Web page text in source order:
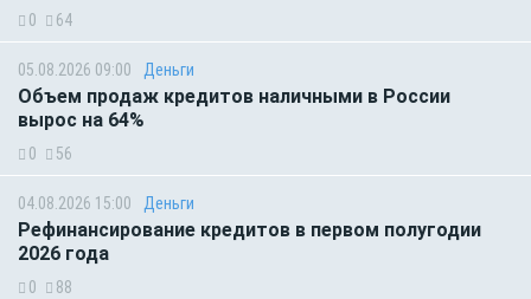
0 64
05.08.2026 09:00 Деньги
Объем продаж кредитов наличными в России
вырос на 64%
0 56
04.08.2026 15:00 Деньги
Рефинансирование кредитов в первом полугодии
2026 года
0 88